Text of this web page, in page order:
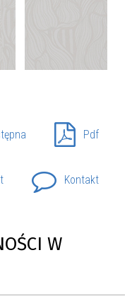
Pdf
Kontakt
W